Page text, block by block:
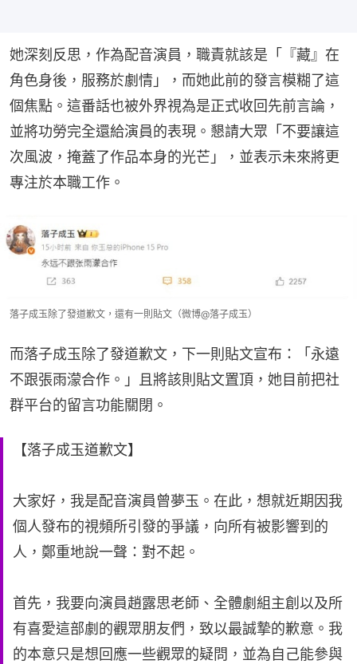
她深刻反思，作為配音演員，職責就該是「『藏』在
角色身後，服務於劇情」，而她此前的發言模糊了這
個焦點。這番話也被外界視為是正式收回先前言論，
並將功勞完全還給演員的表現。懇請大眾「不要讓這
次風波，掩蓋了作品本身的光芒」，並表示未來將更
專注於本職工作。
落子成玉除了發道歉文，還有一則貼文（微博@落子成玉）
而落子成玉除了發道歉文，下一則貼文宣布：「永遠
不跟張雨濛合作。」且將該則貼文置頂，她目前把社
群平台的留言功能關閉。
【落子成玉道歉文】
大家好，我是配音演員曾夢玉。在此，想就近期因我
個人發布的視頻所引發的爭議，向所有被影響到的
人，鄭重地說一聲：對不起。
首先，我要向演員趙露思老師、全體劇組主創以及所
有喜愛這部劇的觀眾朋友們，致以最誠摯的歉意。我
的本意只是想回應一些觀眾的疑問，並為自己能參與